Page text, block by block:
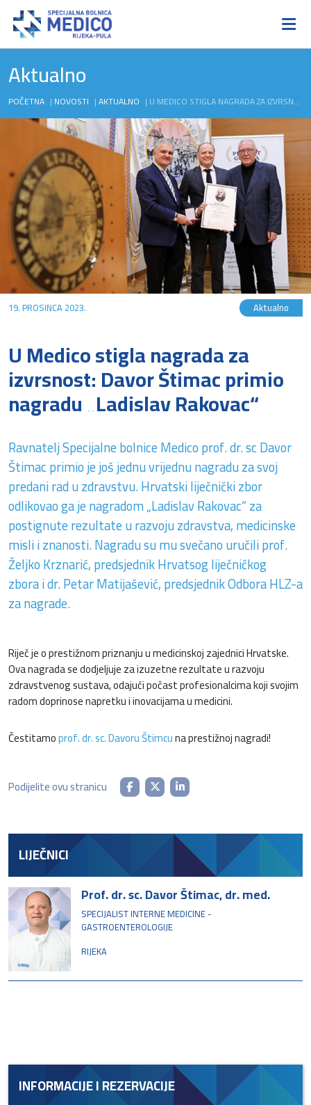
Aktualno
POČETNA | NOVOSTI |AKTUALNO | U MEDICO STIGLA NAGRADA ZA IZVRSNOST: DAVOR ŠTIMAC PRIMIO NAGRADU „LADISLAV RAKOVAC“
19. PROSINCA 2023. Aktualno
U Medico stigla nagrada za
izvrsnost: Davor Štimac primio
nagradu „Ladislav Rakovac“
Ravnatelj Specijalne bolnice Medico prof. dr. sc Davor
Štimac primio je još jednu vrijednu nagradu za svoj
predani rad u zdravstvu. Hrvatski liječnički zbor
odlikovao ga je nagradom „Ladislav Rakovac“ za
postignute rezultate u razvoju zdravstva, medicinske
misli i znanosti. Nagradu su mu svečano uručili prof.
Željko Krznarić, predsjednik Hrvatsog liječničkog
zbora i dr. Petar Matijašević, predsjednik Odbora HLZ-a
za nagrade.
Riječ je o prestižnom priznanju u medicinskoj zajednici Hrvatske.
Ova nagrada se dodjeljuje za izuzetne rezultate u razvoju
zdravstvenog sustava, odajući počast profesionalcima koji svojim
radom doprinose napretku i inovacijama u medicini.
Čestitamoprof. dr. sc. Davoru Štimcuna prestižnoj nagradi!
Podijelite ovu stranicu
LIJEČNICI
Prof. dr. sc. Davor Štimac, dr. med.
SPECIJALIST INTERNE MEDICINE -
GASTROENTEROLOGIJE
RIJEKA
INFORMACIJE I REZERVACIJE